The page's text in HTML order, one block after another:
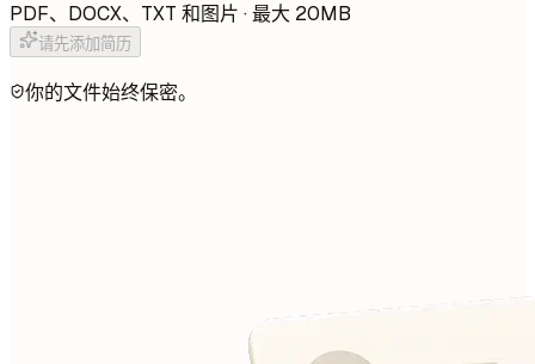
PDF、DOCX、TXT 和图片 · 最大 20MB
请先添加简历
你的文件始终保密。